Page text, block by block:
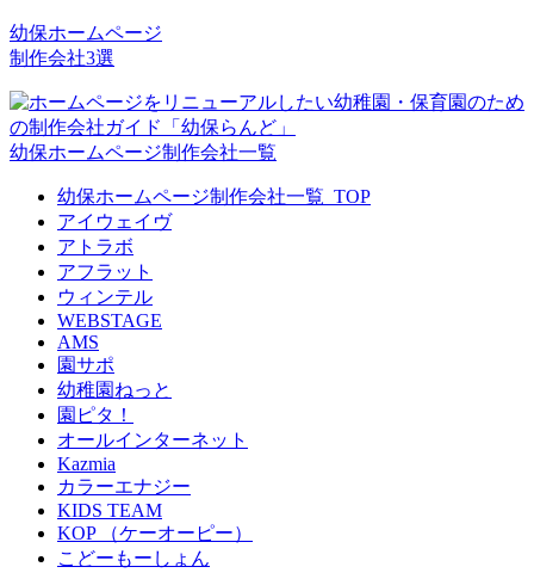
幼保ホームページ
制作会社3選
幼保ホームページ制作会社一覧
幼保ホームページ制作会社一覧_TOP
アイウェイヴ
アトラボ
アフラット
ウィンテル
WEBSTAGE
AMS
園サポ
幼稚園ねっと
園ピタ！
オールインターネット
Kazmia
カラーエナジー
KIDS TEAM
KOP （ケーオーピー）
こどーもーしょん